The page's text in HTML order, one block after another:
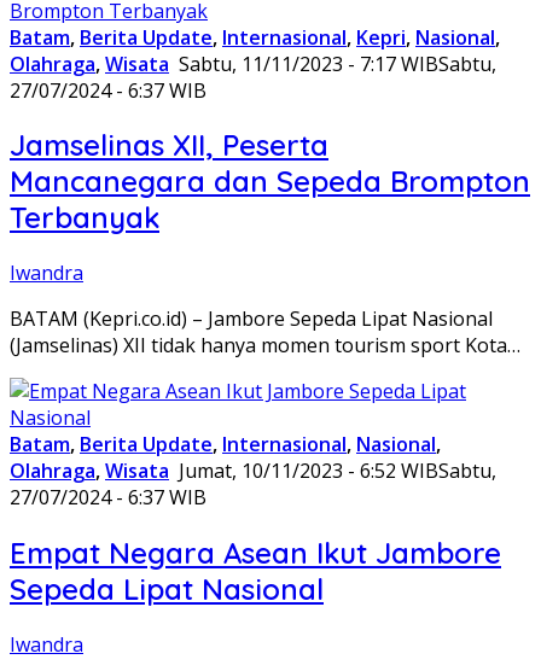
Batam, Berita Update, Internasional, Kepri, Nasional,
Olahraga,Wisata Sabtu, 11/11/2023 - 7:17 WIBSabtu,
27/07/2024 - 6:37 WIB
Jamselinas XII, Peserta
Mancanegara dan Sepeda Brompton
Terbanyak
Iwandra
BATAM (Kepri.co.id) – Jambore Sepeda Lipat Nasional
(Jamselinas) XII tidak hanya momen tourism sport Kota…
Batam, Berita Update, Internasional, Nasional,
Olahraga,Wisata Jumat, 10/11/2023 - 6:52 WIBSabtu,
27/07/2024 - 6:37 WIB
Empat Negara Asean Ikut Jambore
Sepeda Lipat Nasional
Iwandra